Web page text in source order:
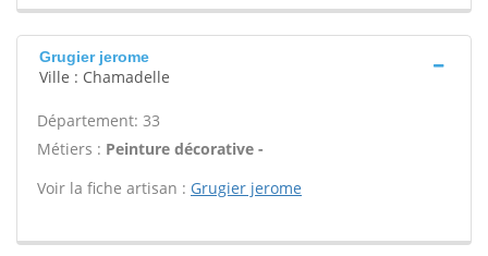
Grugier jerome
Ville : Chamadelle
Département: 33
Métiers : Peinture décorative -
Voir la fiche artisan : Grugier jerome